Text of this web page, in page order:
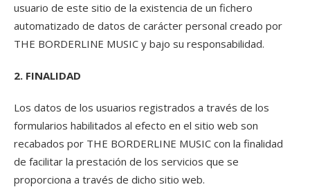
usuario de este sitio de la existencia de un fichero
automatizado de datos de carácter personal creado por
THE BORDERLINE MUSIC y bajo su responsabilidad.
2. FINALIDAD
Los datos de los usuarios registrados a través de los
formularios habilitados al efecto en el sitio web son
recabados por THE BORDERLINE MUSIC con la finalidad
de facilitar la prestación de los servicios que se
proporciona a través de dicho sitio web.